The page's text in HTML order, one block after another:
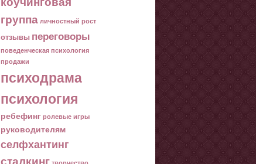
группа личностный рост
отзывы переговоры
поведенческая психология
продажи
психодрама
психология
ребефинг ролевые игры
руководителям
селфхантинг